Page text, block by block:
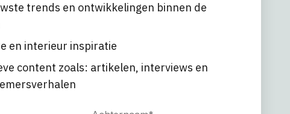
trends en ontwikkelingen binnen de
en interieur inspiratie
content zoals: artikelen, interviews en